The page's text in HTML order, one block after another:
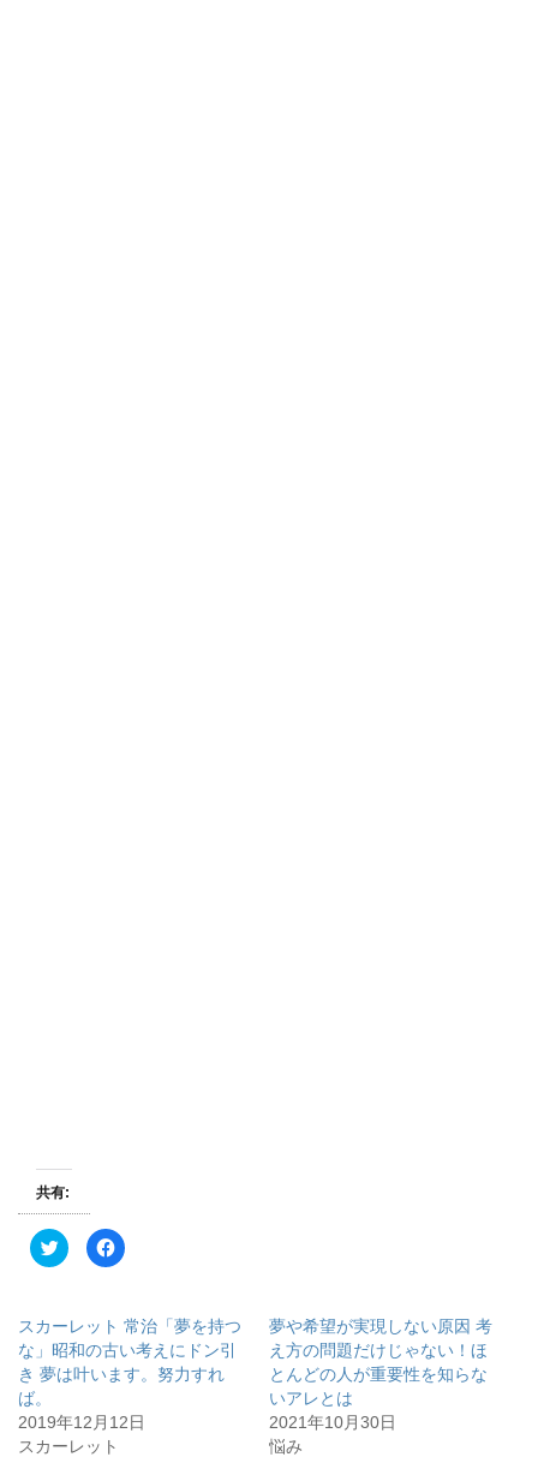
共有:
ク
リ
T
w
i
t
t
r
で
共
F
a
o
k
で
共
有
る
に
スカーレット 常治「夢を持つ
な」昭和の古い考えにドン引
き 夢は叶います。努力すれ
ば。
2019年12月12日
スカーレット
夢や希望が実現しない原因 考
え方の問題だけじゃない！ほ
とんどの人が重要性を知らな
いアレとは
2021年10月30日
悩み